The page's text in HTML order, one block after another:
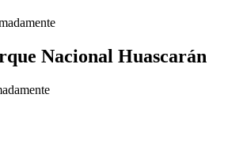
Nacional Huascarán